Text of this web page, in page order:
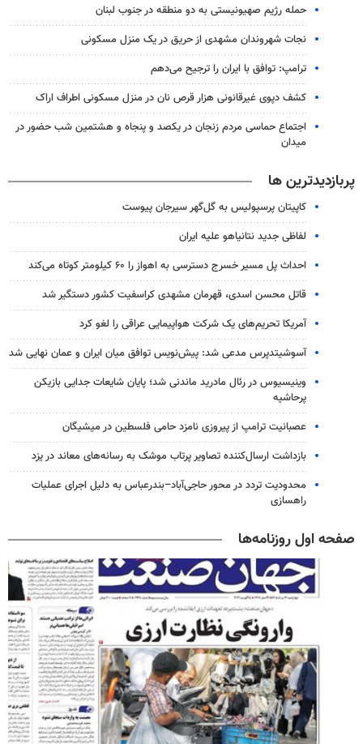
حمله رژیم صهیونیستی به دو منطقه در جنوب لبنان
نجات شهروندان مشهدی از حریق در یک منزل مسکونی
ترامپ: توافق با ایران را ترجیح می‌دهم
کشف دپوی غیرقانونی هزار قرص نان در منزل مسکونی اطراف اراک
اجتماع حماسی مردم زنجان در یکصد و پنجاه و هشتمین شب حضور در
میدان
پربازدیدترین ها
کاپیتان پرسپولیس به گل‌گهر سیرجان پیوست
لفاظی جدید نتانیاهو علیه ایران
احداث پل مسیر خسرج دسترسی به اهواز را ۶۰ کیلومتر کوتاه می‌کند
قاتل محسن اسدی، قهرمان مشهدی کراسفیت کشور دستگیر شد
آمریکا تحریم‌های یک شرکت هواپیمایی عراقی را لغو کرد
آسوشیتدپرس مدعی شد: پیش‌نویس توافق میان ایران و عمان نهایی شد
وینیسیوس در رئال مادرید ماندنی شد؛ پایان شایعات جدایی بازیکن
پرحاشیه
عصبانیت ترامپ از پیروزی نامزد حامی فلسطین در میشیگان
بازداشت ارسال‌کننده تصاویر پرتاب موشک به رسانه‌های معاند در یزد
محدودیت تردد در محور حاجی‌آباد–بندرعباس به دلیل اجرای عملیات
راهسازی
صفحه اول روزنامه‌ها